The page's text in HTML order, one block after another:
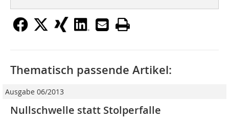
Thematisch passende Artikel:
Ausgabe 06/2013
Nullschwelle statt Stolperfalle